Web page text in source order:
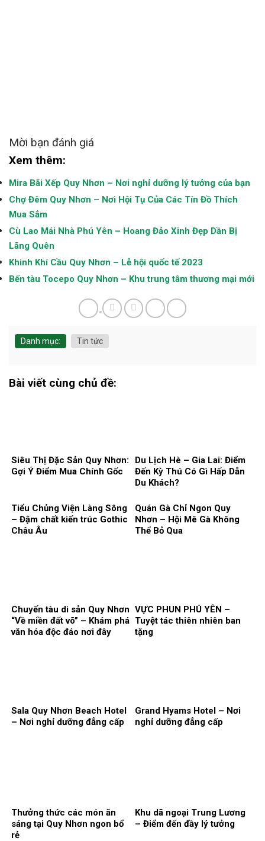
Mời bạn đánh giá
Xem thêm:
Mira Bãi Xếp Quy Nhơn – Nơi nghỉ dưỡng lý tưởng của bạn
Chợ Đêm Quy Nhơn – Nơi Hội Tụ Của Các Tín Đồ Thích
Mua Sắm
Cù Lao Mái Nhà Phú Yên – Hoang Đảo Xinh Đẹp Dần Bị
Lãng Quên
Khinh Khí Cầu Quy Nhơn – Lễ hội quốc tế 2023
Bến tàu Tocepo Quy Nhơn – Khu trung tâm thương mại mới
Danh mục: Tin tức
Bài viết cùng chủ đề:
Siêu Thị Đặc Sản Quy Nhơn:
Gợi Ý Điểm Mua Chính Gốc
Du Lịch Hè – Gia Lai: Điểm
Đến Kỳ Thú Có Gì Hấp Dẫn
Du Khách?
Tiểu Chủng Viện Làng Sông
– Đậm chất kiến trúc Gothic
Châu Âu
Quán Gà Chỉ Ngon Quy
Nhơn – Hội Mê Gà Không
Thể Bỏ Qua
Chuyến tàu di sản Quy Nhơn
“Về miền đất võ” – Khám phá
văn hóa độc đáo nơi đây
VỰC PHUN PHÚ YÊN –
Tuyệt tác thiên nhiên ban
tặng
Sala Quy Nhơn Beach Hotel
– Nơi nghỉ dưỡng đẳng cấp
Grand Hyams Hotel – Nơi
nghỉ dưỡng đẳng cấp
Thưởng thức các món ăn
sáng tại Quy Nhơn ngon bổ
rẻ
Khu dã ngoại Trung Lương
– Điểm đến đầy lý tưởng